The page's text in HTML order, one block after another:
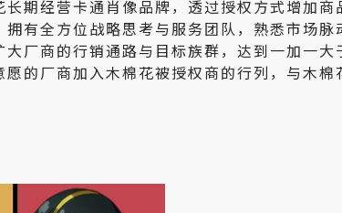
长期经营卡通肖像品牌，透过授权方式增加商
拥有全方位战略思考与服务团队，熟悉市场脉
大厂商的行销通路与目标族群，达到一加一大
愿的厂商加入木棉花被授权商的行列，与木棉